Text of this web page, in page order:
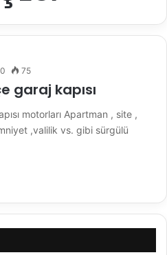
0 75
garaj kapısı
motorları Apartman , site ,
,valilik vs. gibi sürgülü